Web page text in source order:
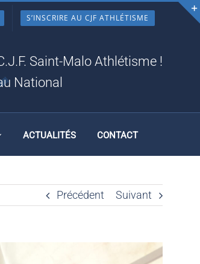
S’INSCRIRE AU CJF ATHLÉTISME
Saint-Malo Athlétisme !
National
ACTUALITÉS CONTACT
Précédent Suivant